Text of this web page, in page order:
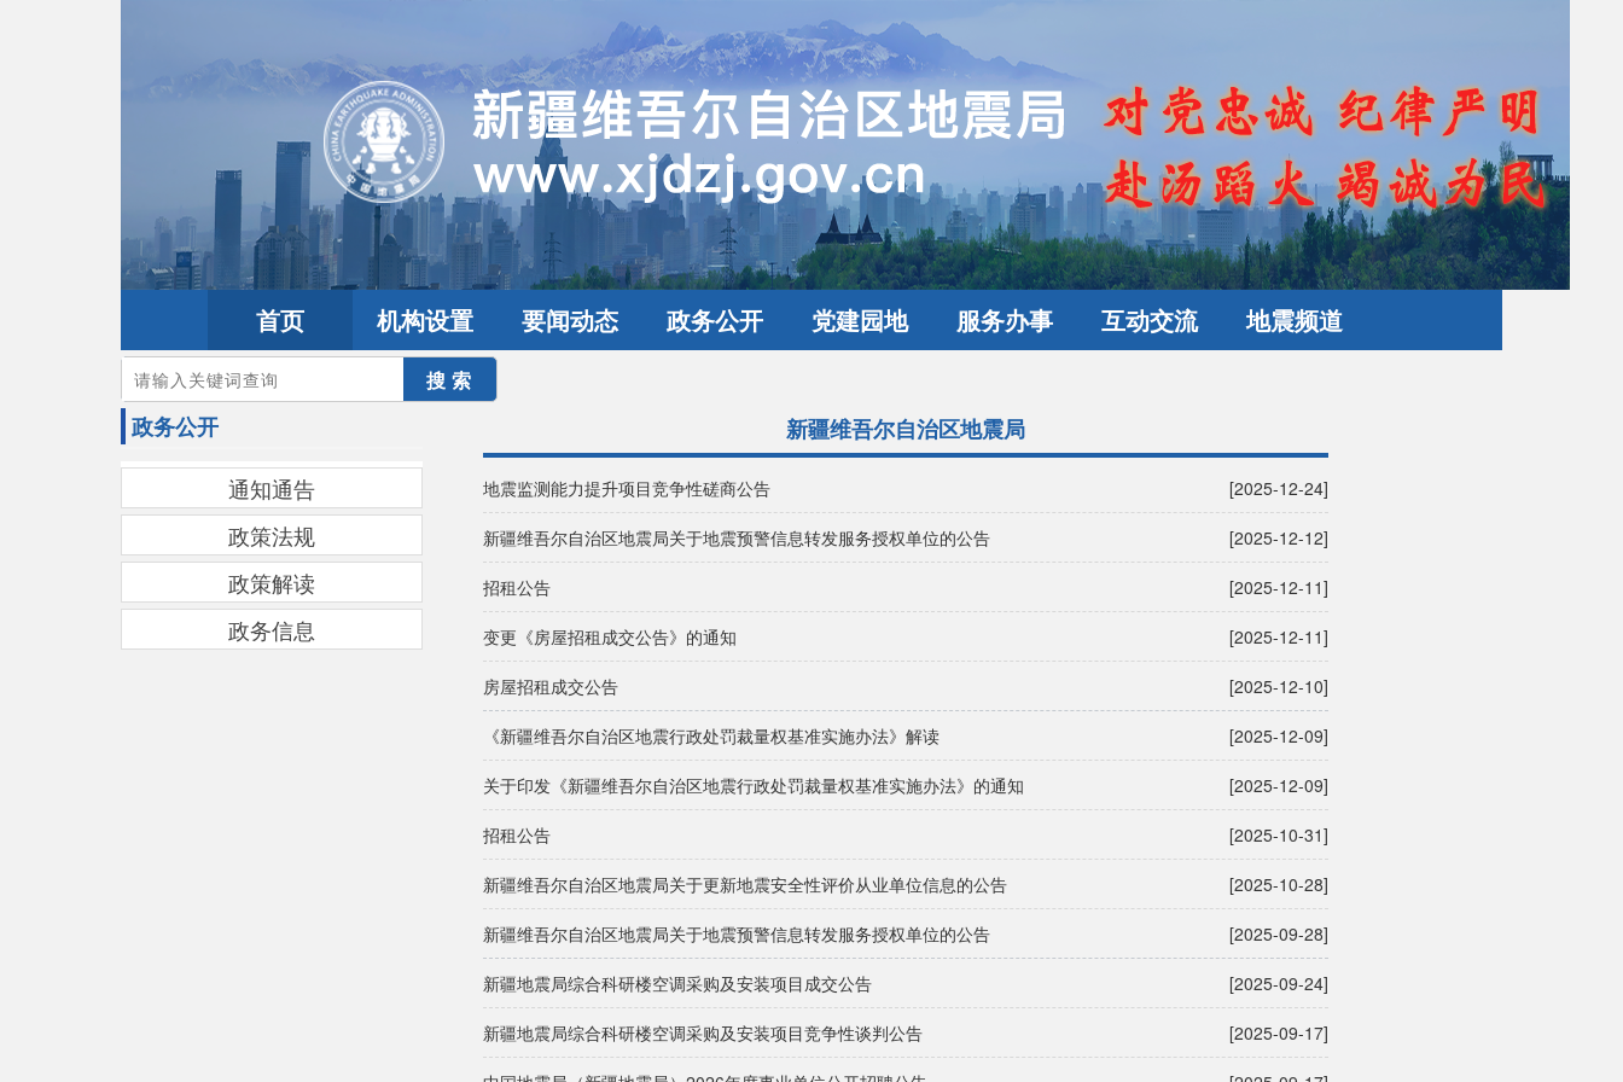
首页 机构设置 要闻动态 政务公开 党建园地 服务办事 互动交流 地震频道
您的当前位置：首页>政务公开
政务公开
通知通告
政策法规
政策解读
政务信息
新疆维吾尔自治区地震局
地震监测能力提升项目竞争性磋商公告 [2025-12-24]
新疆维吾尔自治区地震局关于地震预警信息转发服务授权单位的公告 [2025-12-12]
招租公告 [2025-12-11]
变更《房屋招租成交公告》的通知 [2025-12-11]
房屋招租成交公告 [2025-12-10]
《新疆维吾尔自治区地震行政处罚裁量权基准实施办法》解读 [2025-12-09]
关于印发《新疆维吾尔自治区地震行政处罚裁量权基准实施办法》的通知 [2025-12-09]
招租公告 [2025-10-31]
新疆维吾尔自治区地震局关于更新地震安全性评价从业单位信息的公告 [2025-10-28]
新疆维吾尔自治区地震局关于地震预警信息转发服务授权单位的公告 [2025-09-28]
新疆地震局综合科研楼空调采购及安装项目成交公告 [2025-09-24]
新疆地震局综合科研楼空调采购及安装项目竞争性谈判公告 [2025-09-17]